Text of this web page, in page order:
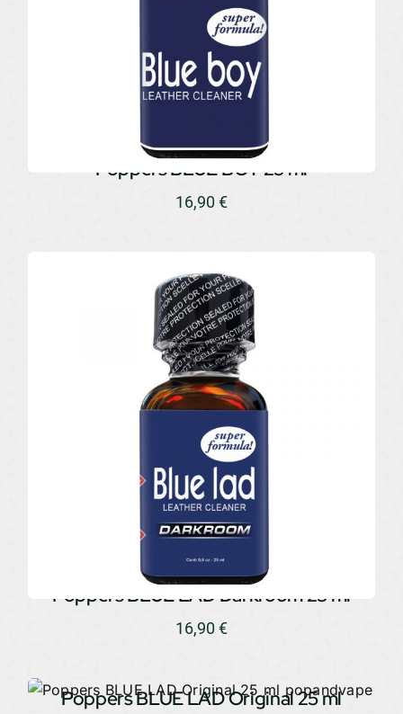
Poppers BLUE BOY 25 ml
16,90 €
Poppers BLUE LAD Darkroom 25 ml
16,90 €
Poppers BLUE LAD Original 25 ml